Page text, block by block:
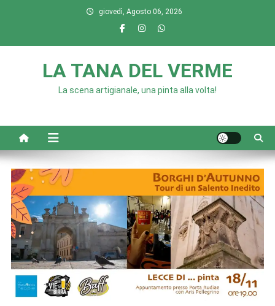
giovedì, Agosto 06, 2026
LA TANA DEL VERME
La scena artigianale, una pinta alla volta!